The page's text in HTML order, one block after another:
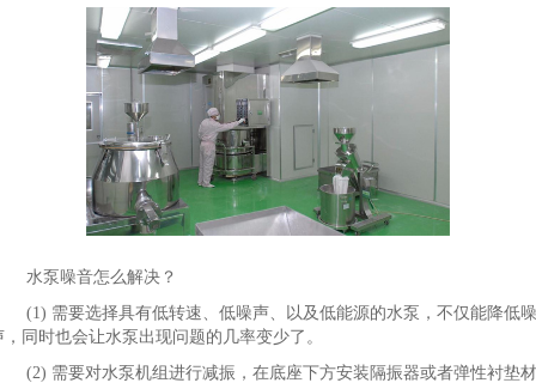
水泵噪音怎么解决？
(1) 需要选择具有低转速、低噪声、以及低能源的水泵，不仅能降低噪
，同时也会让水泵出现问题的几率变少了。
(2) 需要对水泵机组进行减振，在底座下方安装隔振器或者弹性衬垫材